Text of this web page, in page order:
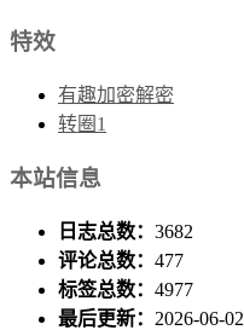
特效
有趣加密解密
转圈1
本站信息
日志总数： 3682
评论总数： 477
标签总数： 4977
最后更新： 2026-06-02